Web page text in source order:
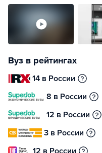
Вуз в рейтингах
14 в России
8 в России
12 в России
3 в России
12 в России